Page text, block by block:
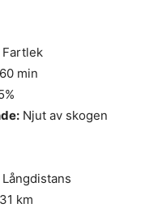
Fartlek
60 min
Njut av skogen
Långdistans
31 km